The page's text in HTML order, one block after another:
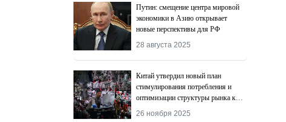
Путин: смещение центра мировой
экономики в Азию открывает
новые перспективы для РФ
28 августа 2025
Китай утвердил новый план
стимулирования потребления и
оптимизации структуры рынка к
2027 году
26 ноября 2025